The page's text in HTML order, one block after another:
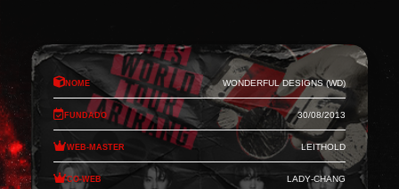
Nome Wonderful Designs (WD)
Fundado 30/08/2013
Web-Master Leithold
Co-Web Lady-Chang